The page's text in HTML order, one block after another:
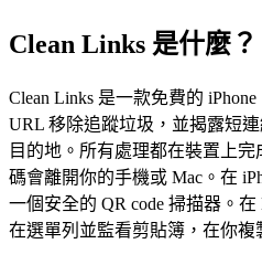
Clean Links 是什麼？
Clean Links 是一款免費的
URL 移除追蹤垃圾，並揭露短
目的地。所有處理都在裝置上完
碼會離開你的手機或 Mac。在
一個安全的 QR code 掃描器。
在選單列並監看剪貼簿，在你複